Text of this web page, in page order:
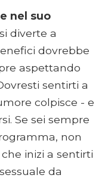
nel suo
diverte a
dovrebbe
aspettando
sentirti a
colpisce - e
Se sei sempre
non
inizi a sentirti
da